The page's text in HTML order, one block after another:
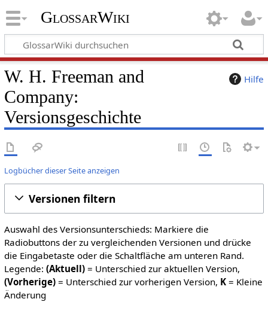
GlossarWiki
Hilfe
W. H. Freeman and
Company:
Versionsgeschichte
Logbücher dieser Seite anzeigen
Versionen filtern
Auswahl des Versionsunterschieds: Markiere die
Radiobuttons der zu vergleichenden Versionen und drücke
die Eingabetaste oder die Schaltfläche am unteren Rand.
Legende: (Aktuell)= Unterschied zur aktuellen Version,
(Vorherige)= Unterschied zur vorherigen Version, K= Kleine
Änderung